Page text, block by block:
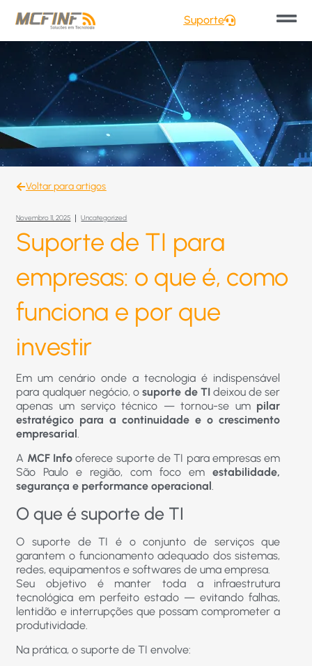
Suporte
Voltar para artigos
Novembro 11, 2025 Uncategorized
Suporte de TI para
empresas: o que é, como
funciona e por que
investir
Em um cenário onde a tecnologia é indispensável
para qualquer negócio, osuporte de TI deixou de ser
apenas um serviço técnico — tornou-se um pilar
estratégico para a continuidade e o crescimento
empresarial.
A MCF Info oferece suporte de TI para empresas em
São Paulo e região, com foco emestabilidade,
segurança e performance operacional.
O que é suporte de TI
O suporte de TI é o conjunto de serviços que
garantem o funcionamento adequado dos sistemas,
redes, equipamentos e softwares de uma empresa.
Seu objetivo é manter toda a infraestrutura
tecnológica em perfeito estado — evitando falhas,
lentidão e interrupções que possam comprometer a
produtividade.
Na prática, o suporte de TI envolve: